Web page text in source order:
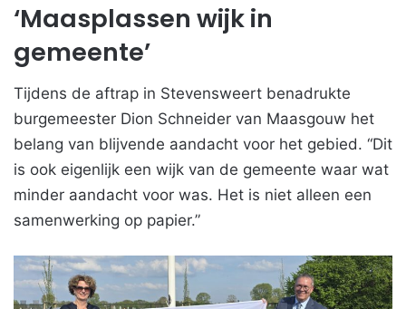
‘Maasplassen wijk in
gemeente’
Tijdens de aftrap in Stevensweert benadrukte
burgemeester Dion Schneider van Maasgouw het
belang van blijvende aandacht voor het gebied. “Dit
is ook eigenlijk een wijk van de gemeente waar wat
minder aandacht voor was. Het is niet alleen een
samenwerking op papier.”